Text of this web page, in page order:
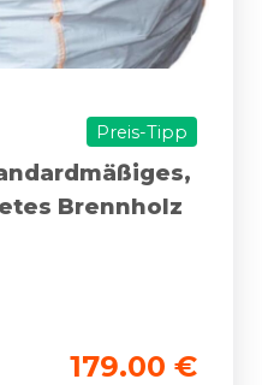
Preis-Tipp
Brennholz
179.00 €